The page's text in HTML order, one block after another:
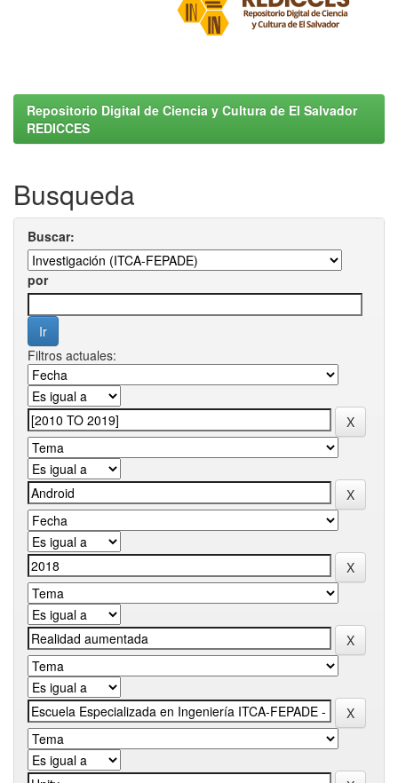
Repositorio Digital de Ciencia y Cultura de El Salvador
REDICCES
Busqueda
Buscar:
por
Filtros actuales: